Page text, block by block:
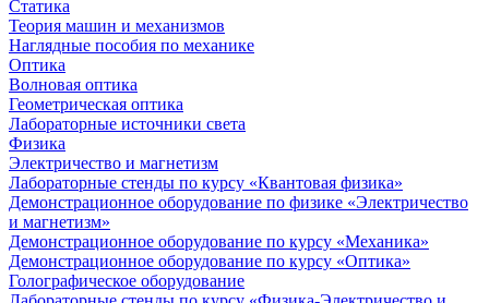
Статика
Теория машин и механизмов
Наглядные пособия по механике
Оптика
Волновая оптика
Геометрическая оптика
Лабораторные источники света
Физика
Электричество и магнетизм
Лабораторные стенды по курсу «Квантовая физика»
Демонстрационное оборудование по физике «Электричество
и магнетизм»
Демонстрационное оборудование по курсу «Механика»
Демонстрационное оборудование по курсу «Оптика»
Голографическое оборудование